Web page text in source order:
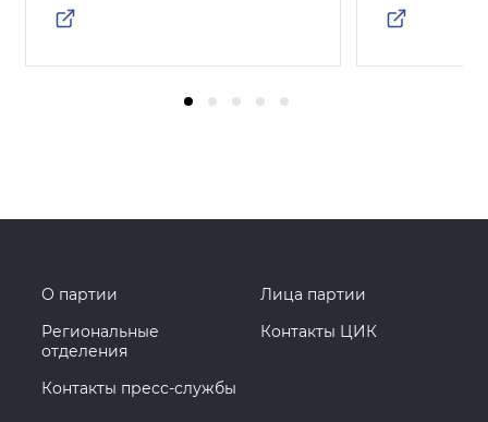
О партии
Лица партии
Региональные
отделения
Контакты ЦИК
Контакты пресс-службы